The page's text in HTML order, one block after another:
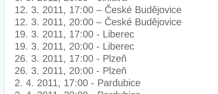
12. 3. 2011, 17:00 – České Budějovice
12. 3. 2011, 20:00 – České Budějovice
19. 3. 2011, 17:00 - Liberec
19. 3. 2011, 20:00 - Liberec
26. 3. 2011, 17:00 - Plzeň
26. 3. 2011, 20:00 - Plzeň
2. 4. 2011, 17:00 - Pardubice